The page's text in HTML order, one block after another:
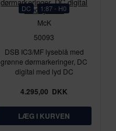
DC 1:87 - H0
McK
50093
DSB IC3/MF lyseblå med
grønne dørmarkeringer, DC
digital med lyd DC
4.295,00 DKK